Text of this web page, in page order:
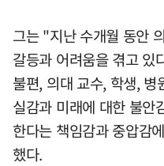
그는 "지난 수개월 동안
갈등과 어려움을 겪고 있
불편, 의대 교수, 학생,
실감과 미래에 대한 불안
한다는 책임감과 중압감
했다.